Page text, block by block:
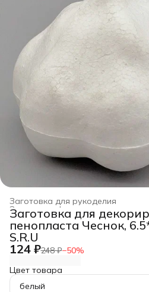
Заготовка для рукоделия
Заготовка, фурнитура для
Хобби и творчество ›
Главная ›
Заготовка для
пенопласта Чеснок,
S.R.U
124 ₽248 ₽−50%
Цвет товара
белый